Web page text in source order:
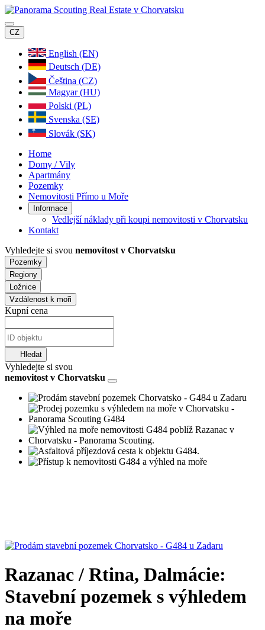
CZ
English (EN)
Deutsch (DE)
Čeština (CZ)
Magyar (HU)
Polski (PL)
Svenska (SE)
Slovák (SK)
Home
Domy / Vily
Apartmány
Pozemky
Nemovitosti Přímo u Moře
Informace
Vedlejší náklady při koupi nemovitosti v Chorvatsku
Kontakt
Vyhledejte si svou nemovitost v Chorvatsku
Pozemky
Regiony
Ložnice
Vzdálenost k moři
Kupní cena
Hledat
Vyhledejte si svou
nemovitost v Chorvatsku
Razanac / Rtina, Dalmácie:
Stavební pozemek s výhledem
na moře